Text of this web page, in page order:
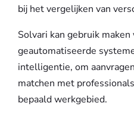
bij het vergelijken van
Solvari kan gebruik
geautomatiseerde
intelligentie, om
matchen met
bepaald werkgebied.